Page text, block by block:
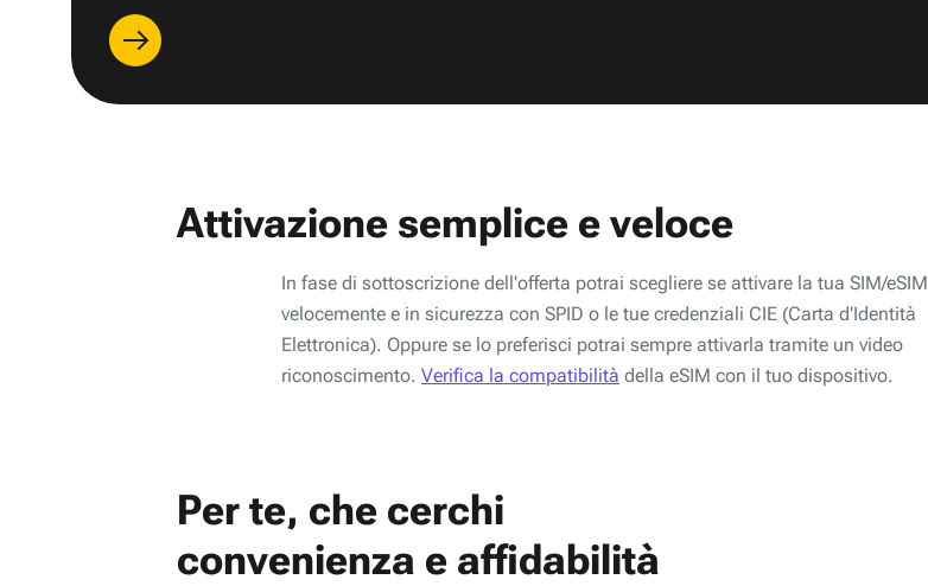
Attivazione semplice e veloce
In fase di sottoscrizione dell'offerta potrai scegliere se attivare la tua SIM/eSIM
velocemente e in sicurezza con SPID o le tue credenziali CIE (Carta d'Identità
Elettronica). Oppure se lo preferisci potrai sempre attivarla tramite un video
riconoscimento. Verifica la compatibilità della eSIM con il tuo dispositivo.
Per te, che cerchi
convenienza e affidabilità